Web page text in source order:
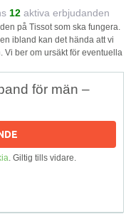
12 aktiva erbjudanden
på Tissot som ska fungera.
ibland kan det hända att vi
Vi ber om ursäkt för eventuella
för män –
. Giltig tills vidare.